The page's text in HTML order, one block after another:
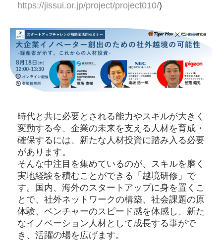
https://jissui.or.jp/project/project010/)
時代と共に必要とされる能力やスキルが大きく
変動する今、企業の未来を支える人材を育成・
確保するには、新たな人材投資に踏み入る必要
があります。
そんな中注目を集めているのが、スキルを磨く
実地経験を積むことができる「越境研修」で
す。国内、海外のスタートアップに身を置くこ
とで、社外ネットワークの構築、社会課題の原
体験、ベンチャーのスピード感を体感し、新た
なイノベーション人材として成長する事がで
き、活躍の場を広げます。